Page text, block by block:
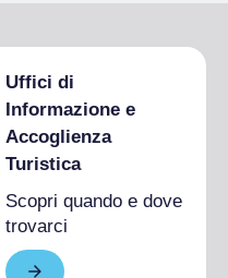
Uffici di
Informazione e
Accoglienza
Turistica
Scopri quando e dove
trovarci